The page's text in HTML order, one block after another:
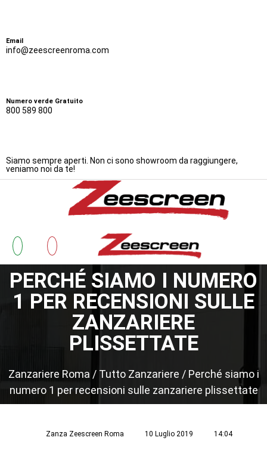
Email
info@zeescreenroma.com
Numero verde Gratuito
800 589 800
Siamo sempre aperti. Non ci sono showroom da raggiungere,
veniamo noi da te!
PERCHÉ SIAMO I NUMERO
1 PER RECENSIONI SULLE
ZANZARIERE
PLISSETTATE
Zanzariere Roma / Tutto Zanzariere / Perché siamo i
numero 1 per recensioni sulle zanzariere plissettate
Zanza Zeescreen Roma 10 Luglio 2019 14:04